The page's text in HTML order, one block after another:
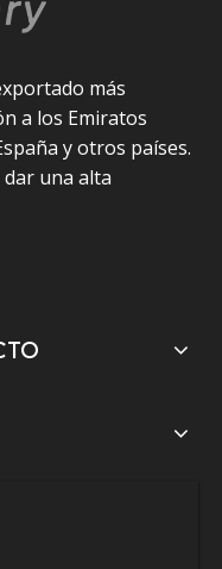
más
a los Emiratos
y otros países.
una alta